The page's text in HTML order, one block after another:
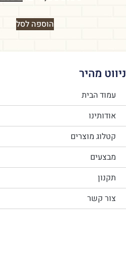
הוספה לסל
ניווט מהיר
עמוד הבית
אודותינו
קטלוג מוצרים
מבצעים
תקנון
צור קשר